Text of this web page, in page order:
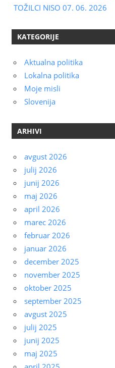
TOŽILCI NISO 07. 06. 2026
KATEGORIJE
Aktualna politika
Lokalna politika
Moje misli
Slovenija
ARHIVI
avgust 2026
julij 2026
junij 2026
maj 2026
april 2026
marec 2026
februar 2026
januar 2026
december 2025
november 2025
oktober 2025
september 2025
avgust 2025
julij 2025
junij 2025
maj 2025